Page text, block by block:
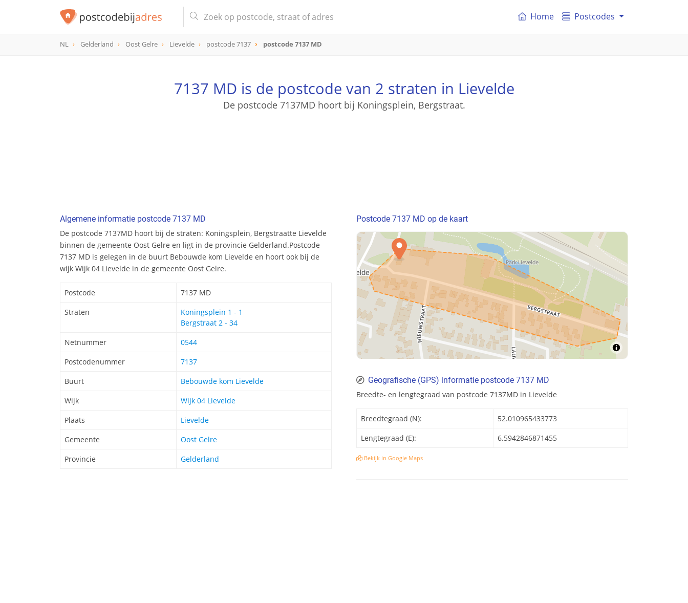
Home Postcodes
NL Gelderland Oost Gelre Lievelde postcode 7137 postcode 7137 MD
7137 MD is de postcode van 2 straten in Lievelde
De postcode 7137MD hoort bij Koningsplein, Bergstraat.
Algemene informatie postcode 7137 MD
De postcode 7137MD hoort bij de straten: Koningsplein, Bergstraatte Lievelde
binnen de gemeente Oost Gelre en ligt in de provincie Gelderland.Postcode
7137 MD is gelegen in de buurt Bebouwde kom Lievelde en hoort ook bij de
wijk Wijk 04 Lievelde in de gemeente Oost Gelre.
Postcode
7137 MD
Straten
Koningsplein 1 - 1
Bergstraat 2 - 34
Netnummer
0544
Postcodenummer
7137
Buurt
Bebouwde kom Lievelde
Wijk
Wijk 04 Lievelde
Plaats
Lievelde
Gemeente
Oost Gelre
Provincie
Gelderland
Postcode 7137 MD op de kaart
Geografische (GPS) informatie postcode 7137 MD
Breedte- en lengtegraad van postcode 7137MD in Lievelde
Breedtegraad (N):
52.010965433773
Lengtegraad (E):
6.5942846871455
Bekijk in Google Maps